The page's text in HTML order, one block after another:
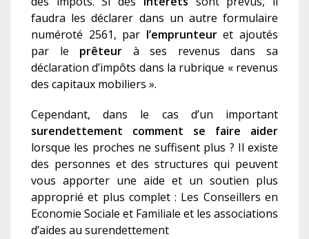
faudra les déclarer dans un autre formulaire
numéroté 2561, par l’emprunteuret ajoutés
par le prêteur à ses revenus dans sa
déclaration d’impôts dans la rubrique « revenus
des capitaux mobiliers ».
Cependant, dans le cas d’un important
surendettement comment se faire aider
lorsque les proches ne suffisent plus ? Il existe
des personnes et des structures qui peuvent
vous apporter une aide et un soutien plus
approprié et plus complet : Les Conseillers en
Economie Sociale et Familiale et les associations
d’aides au surendettement